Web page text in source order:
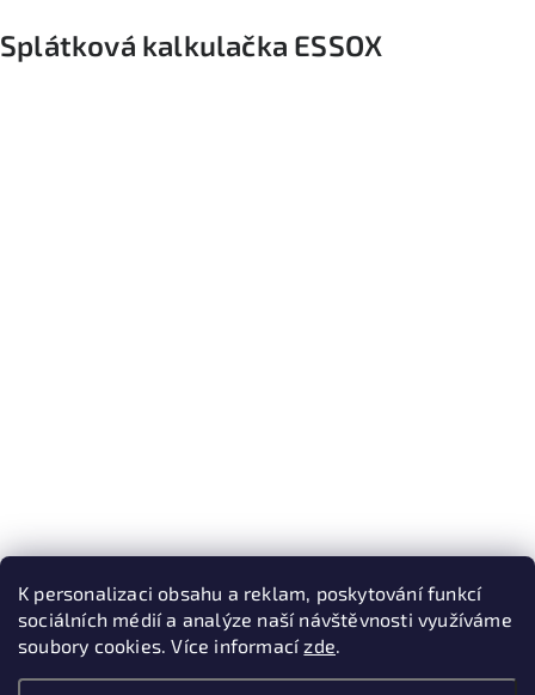
K personalizaci obsahu a reklam, poskytování funkcí
sociálních médií a analýze naší návštěvnosti využíváme
soubory cookies. Více informacízde.
Splátková kalkulačka ESSOX